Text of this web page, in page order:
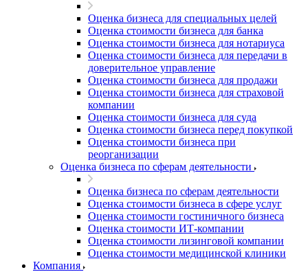
Оценка бизнеса для специальных целей
Оценка стоимости бизнеса для банка
Оценка стоимости бизнеса для нотариуса
Оценка стоимости бизнеса для передачи в
доверительное управление
Оценка стоимости бизнеса для продажи
Оценка стоимости бизнеса для страховой
компании
Оценка стоимости бизнеса для суда
Оценка стоимости бизнеса перед покупкой
Оценка стоимости бизнеса при
реорганизации
Оценка бизнеса по сферам деятельности
Оценка бизнеса по сферам деятельности
Оценка стоимости бизнеса в сфере услуг
Оценка стоимости гостиничного бизнеса
Оценка стоимости ИТ-компании
Оценка стоимости лизинговой компании
Оценка стоимости медицинской клиники
Компания